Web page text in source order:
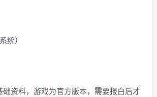
统）
资料，游戏为官方版本，需要报白后才